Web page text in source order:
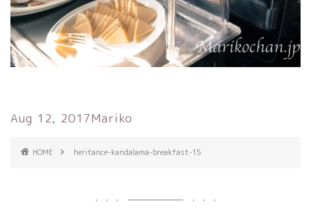
Aug 12, 2017Mariko
HOME heritance-kandalama-breakfast-15